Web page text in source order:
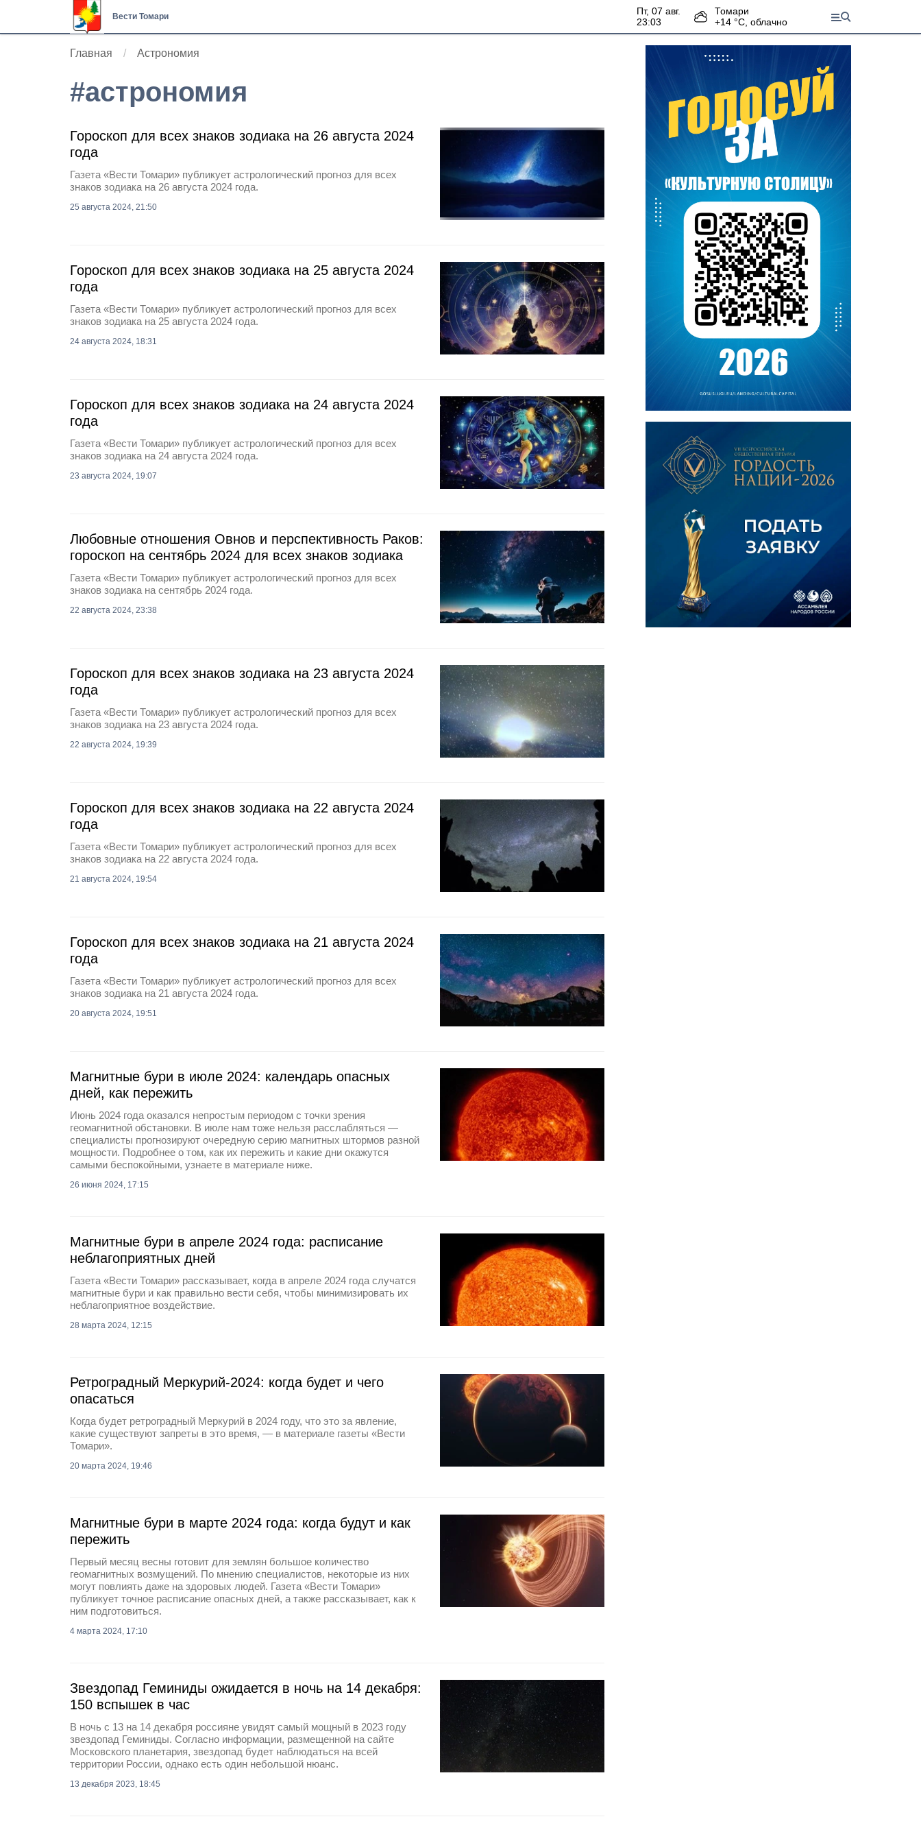
Вести Томари
пт, 07 авг.
23:03
Томари
+14 °С, облачно
Главная Астрономия
#астрономия
Гороскоп для всех знаков зодиака на 26 августа 2024
года
Газета «Вести Томари» публикует астрологический прогноз для всех
знаков зодиака на 26 августа 2024 года.
25 августа 2024, 21:50
Гороскоп для всех знаков зодиака на 25 августа 2024
года
Газета «Вести Томари» публикует астрологический прогноз для всех
знаков зодиака на 25 августа 2024 года.
24 августа 2024, 18:31
Гороскоп для всех знаков зодиака на 24 августа 2024
года
Газета «Вести Томари» публикует астрологический прогноз для всех
знаков зодиака на 24 августа 2024 года.
23 августа 2024, 19:07
Любовные отношения Овнов и перспективность Раков:
гороскоп на сентябрь 2024 для всех знаков зодиака
Газета «Вести Томари» публикует астрологический прогноз для всех
знаков зодиака на сентябрь 2024 года.
22 августа 2024, 23:38
Гороскоп для всех знаков зодиака на 23 августа 2024
года
Газета «Вести Томари» публикует астрологический прогноз для всех
знаков зодиака на 23 августа 2024 года.
22 августа 2024, 19:39
Гороскоп для всех знаков зодиака на 22 августа 2024
года
Газета «Вести Томари» публикует астрологический прогноз для всех
знаков зодиака на 22 августа 2024 года.
21 августа 2024, 19:54
Гороскоп для всех знаков зодиака на 21 августа 2024
года
Газета «Вести Томари» публикует астрологический прогноз для всех
знаков зодиака на 21 августа 2024 года.
20 августа 2024, 19:51
Магнитные бури в июле 2024: календарь опасных
дней, как пережить
Июнь 2024 года оказался непростым периодом с точки зрения
геомагнитной обстановки. В июле нам тоже нельзя расслабляться —
специалисты прогнозируют очередную серию магнитных штормов разной
мощности. Подробнее о том, как их пережить и какие дни окажутся
самыми беспокойными, узнаете в материале ниже.
26 июня 2024, 17:15
Магнитные бури в апреле 2024 года: расписание
неблагоприятных дней
Газета «Вести Томари» рассказывает, когда в апреле 2024 года случатся
магнитные бури и как правильно вести себя, чтобы минимизировать их
неблагоприятное воздействие.
28 марта 2024, 12:15
Ретроградный Меркурий-2024: когда будет и чего
опасаться
Когда будет ретроградный Меркурий в 2024 году, что это за явление,
какие существуют запреты в это время, — в материале газеты «Вести
Томари».
20 марта 2024, 19:46
Магнитные бури в марте 2024 года: когда будут и как
пережить
Первый месяц весны готовит для землян большое количество
геомагнитных возмущений. По мнению специалистов, некоторые из них
могут повлиять даже на здоровых людей. Газета «Вести Томари»
публикует точное расписание опасных дней, а также рассказывает, как к
ним подготовиться.
4 марта 2024, 17:10
Звездопад Геминиды ожидается в ночь на 14 декабря:
150 вспышек в час
В ночь с 13 на 14 декабря россияне увидят самый мощный в 2023 году
звездопад Геминиды. Согласно информации, размещенной на сайте
Московского планетария, звездопад будет наблюдаться на всей
территории России, однако есть один небольшой нюанс.
13 декабря 2023, 18:45